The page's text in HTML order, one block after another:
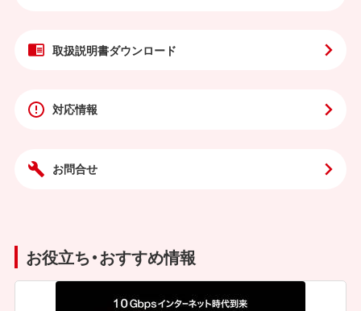
取扱説明書ダウンロード
対応情報
お問合せ
お役立ち・おすすめ情報